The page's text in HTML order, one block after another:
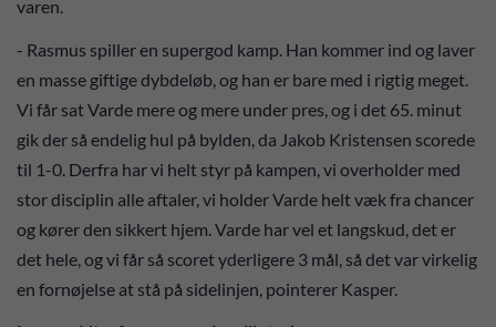
varen.
- Rasmus spiller en supergod kamp. Han kommer ind og laver
en masse giftige dybdeløb, og han er bare med i rigtig meget.
Vi får sat Varde mere og mere under pres, og i det 65. minut
gik der så endelig hul på bylden, da Jakob Kristensen scorede
til 1-0. Derfra har vi helt styr på kampen, vi overholder med
stor disciplin alle aftaler, vi holder Varde helt væk fra chancer
og kører den sikkert hjem. Varde har vel et langskud, det er
det hele, og vi får så scoret yderligere 3 mål, så det var virkelig
en fornøjelse at stå på sidelinjen, pointerer Kasper.